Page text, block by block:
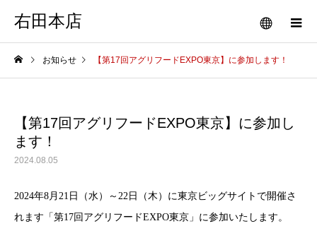
右田本店
お知らせ 【第17回アグリフードEXPO東京】に参加します！
【第17回アグリフードEXPO東京】に参加し
ます！
2024.08.05
2024年8月21日（水）～22日（木）に東京ビッグサイトで開催さ
れます「第17回アグリフードEXPO東京」に参加いたします。